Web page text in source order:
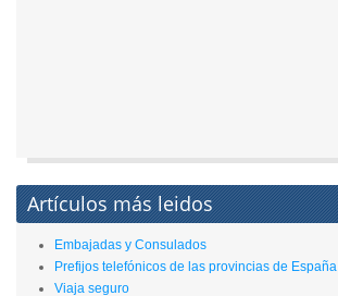
Artículos más leidos
Embajadas y Consulados
Prefijos telefónicos de las provincias de España
Viaja seguro